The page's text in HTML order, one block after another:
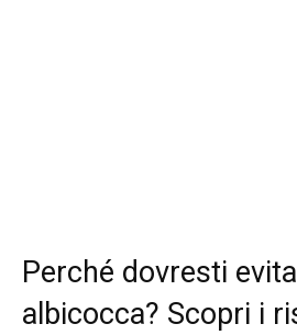
Perché dovresti
albicocca? Scopri i